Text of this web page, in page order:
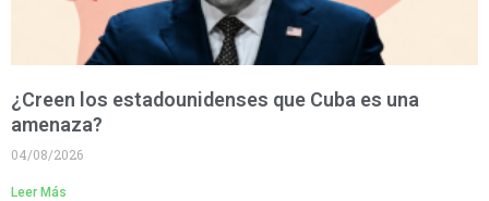
¿Creen los estadounidenses que Cuba es una
amenaza?
04/08/2026
Leer Más